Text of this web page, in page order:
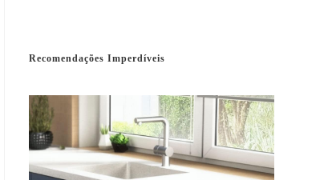
Recomendações Imperdíveis